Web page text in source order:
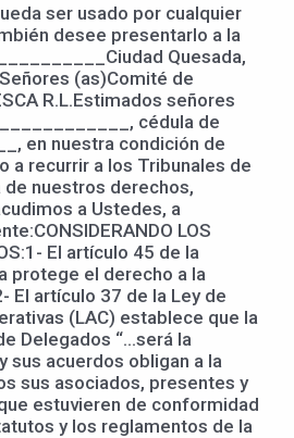
ser usado por cualquier
desee presentarlo a la
Quesada,
(as)Comité de
R.L.Estimados señores
cédula de
en nuestra condición de
a recurrir a los Tribunales de
nuestros derechos,
a Ustedes, a
LOS
El artículo 45 de la
protege el derecho a la
El artículo 37 de la Ley de
(LAC) establece que la
Delegados “…será la
sus acuerdos obligan a la
sus asociados, presentes y
estuvieren de conformidad
y los reglamentos de la